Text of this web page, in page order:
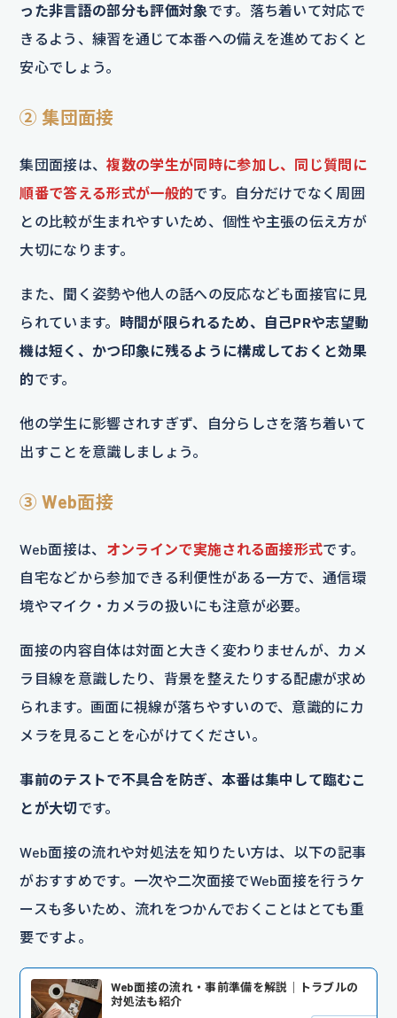
った非言語の部分も評価対象です。落ち着いて対応で
きるよう、練習を通じて本番への備えを進めておくと
安心でしょう。
② 集団面接
集団面接は、複数の学生が同時に参加し、同じ質問に
順番で答える形式が一般的です。自分だけでなく周囲
との比較が生まれやすいため、個性や主張の伝え方が
大切になります。
また、聞く姿勢や他人の話への反応なども面接官に見
られています。 時間が限られるため、自己PRや志望動
機は短く、かつ印象に残るように構成しておくと効果
的です。
他の学生に影響されすぎず、自分らしさを落ち着いて
出すことを意識しましょう。
③ Web面接
Web面接は、 オンラインで実施される面接形式です。
自宅などから参加できる利便性がある一方で、通信環
境やマイク・カメラの扱いにも注意が必要。
面接の内容自体は対面と大きく変わりませんが、カメ
ラ目線を意識したり、背景を整えたりする配慮が求め
られます。画面に視線が落ちやすいので、意識的にカ
メラを見ることを心がけてください。
事前のテストで不具合を防ぎ、本番は集中して臨むこ
とが大切です。
Web面接の流れや対処法を知りたい方は、以下の記事
がおすすめです。一次や二次面接でWeb面接を行うケ
ースも多いため、流れをつかんでおくことはとても重
要ですよ。
Web面接の流れ・事前準備を解説｜トラブルの
対処法も紹介